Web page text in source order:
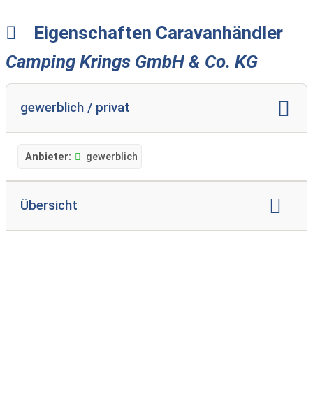
Eigenschaften Caravanhändler
Camping Krings GmbH & Co. KG
gewerblich / privat
Anbieter: gewerblich
Übersicht